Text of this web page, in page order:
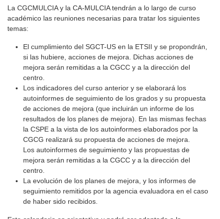
La CGCMULCIA y la CA-MULCIA tendrán a lo largo de curso
académico las reuniones necesarias para tratar los siguientes
temas:
El cumplimiento del SGCT-US en la ETSII y se propondrán,
si las hubiere, acciones de mejora. Dichas acciones de
mejora serán remitidas a la CGCC y a la dirección del
centro.
Los indicadores del curso anterior y se elaborará los
autoinformes de seguimiento de los grados y su propuesta
de acciones de mejora (que incluirán un informe de los
resultados de los planes de mejora). En las mismas fechas
la CSPE a la vista de los autoinformes elaborados por la
CGCG realizará su propuesta de acciones de mejora.
Los autoinformes de seguimiento y las propuestas de
mejora serán remitidas a la CGCC y a la dirección del
centro.
La evolución de los planes de mejora, y los informes de
seguimiento remitidos por la agencia evaluadora en el caso
de haber sido recibidos.